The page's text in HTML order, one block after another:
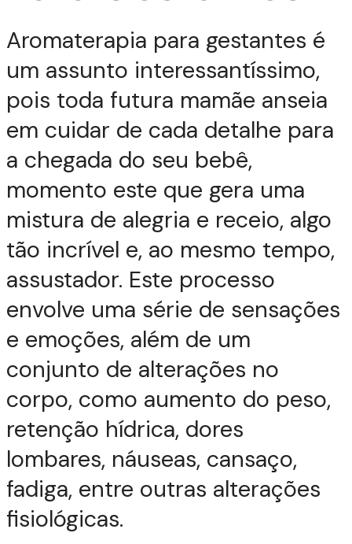
Aromaterapia para gestantes é
um assunto interessantíssimo,
pois toda futura mamãe anseia
em cuidar de cada detalhe para
a chegada do seu bebê,
momento este que gera uma
mistura de alegria e receio, algo
tão incrível e, ao mesmo tempo,
assustador. Este processo
envolve uma série de sensações
e emoções, além de um
conjunto de alterações no
corpo, como aumento do peso,
retenção hídrica, dores
lombares, náuseas, cansaço,
fadiga, entre outras alterações
fisiológicas.